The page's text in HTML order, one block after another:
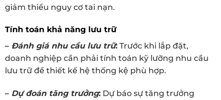
giảm thiểu nguy cơ tai nạn.
Tính toán khả năng lưu trữ
– Đánh giá nhu cầu lưu trữ: Trước khi lắp đặt,
doanh nghiệp cần phải tính toán kỹ lưỡng nhu cầu
lưu trữ để thiết kế hệ thống kệ phù hợp.
– Dự đoán tăng trưởng: Dự báo sự tăng trưởng